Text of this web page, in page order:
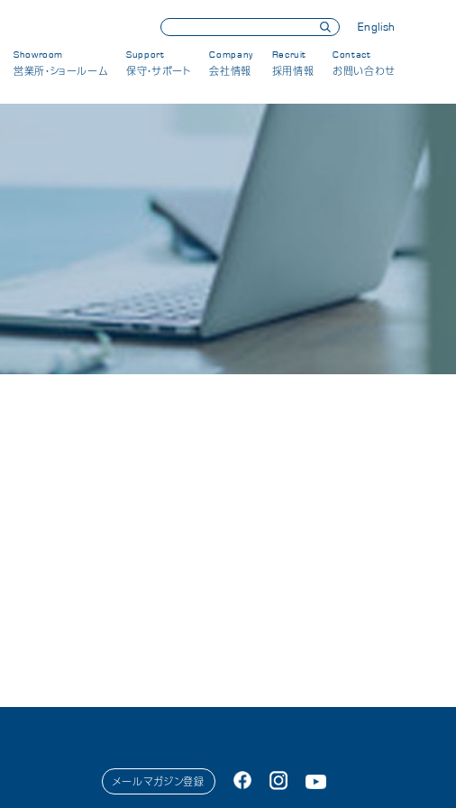
English
Showroom
営業所・ショールーム
Support
保守・サポート
Company
会社情報
Recruit
採用情報
Contact
お問い合わせ
メールマガジン登録